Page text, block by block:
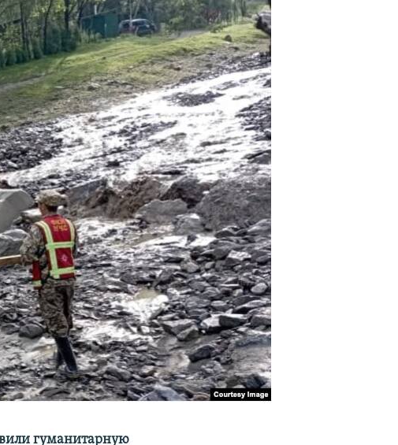
гуманитарную